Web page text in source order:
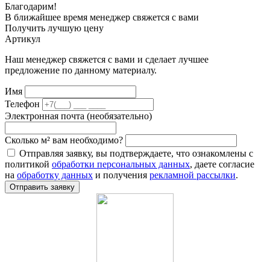
Благодарим!
В ближайшее время менеджер свяжется с вами
Получить лучшую цену
Артикул
Наш менеджер свяжется с вами и сделает лучшее
предложение по данному материалу.
Имя
Телефон
Электронная почта (необязательно)
Сколько м² вам необходимо?
Отправляя заявку, вы подтверждаете, что ознакомлены с
политикой обработки персональных данных, даете согласие
на обработку данных и получения рекламной рассылки.
Отправить заявку